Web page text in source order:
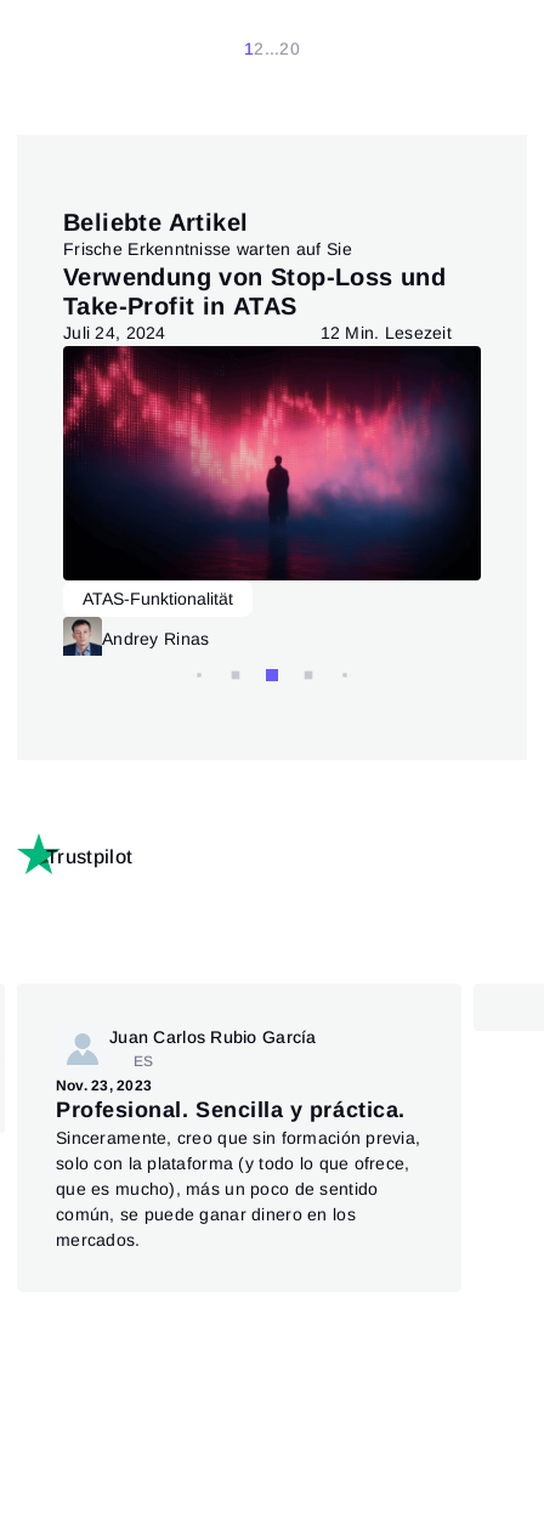
12...20
Beliebte Artikel
Frische Erkenntnisse warten auf Sie
Verwendung von Stop-Loss und
Take-Profit in ATAS
Juli 24, 2024 12 Min. Lesezeit
ATAS-Funktionalität
Andrey Rinas
Trustpilot
Juan Carlos Rubio García
ES
Nov. 23, 2023
Profesional. Sencilla y práctica.
Sinceramente, creo que sin formación previa,
solo con la plataforma (y todo lo que ofrece,
que es mucho), más un poco de sentido
común, se puede ganar dinero en los
mercados.